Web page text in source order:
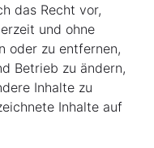
das Recht vor,
und ohne
oder zu entfernen,
Betrieb zu ändern,
Inhalte zu
Inhalte auf